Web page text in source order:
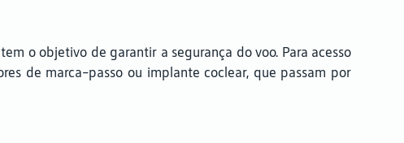
o objetivo de garantir a segurança do voo. Para acesso
de marca-passo ou implante coclear, que passam por